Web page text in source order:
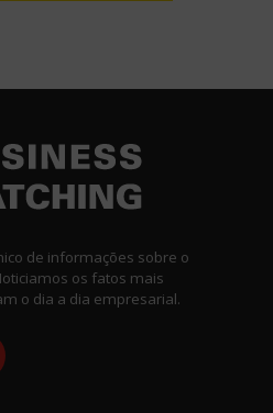
de informações sobre o
os fatos mais
o dia a dia empresarial.